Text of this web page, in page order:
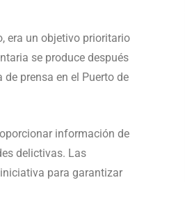
era un objetivo prioritario
se produce después
prensa en el Puerto de
información de
delictivas. Las
para garantizar